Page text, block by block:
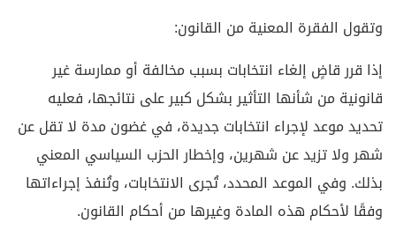
وتقول الفقرة المعنية من القانون:
إذا قرر قاضٍ إلغاء انتخابات بسبب مخالفة أو ممارسة غير
قانونية من شأنها التأثير بشكل كبير على نتائجها، فعليه
تحديد موعد لإجراء انتخابات جديدة، في غضون مدة لا تقل عن
شهر ولا تزيد عن شهرين، وإخطار الحزب السياسي المعني
بذلك. وفي الموعد المحدد، تُجرى الانتخابات، وتُنفذ إجراءاتها
وفقًا لأحكام هذه المادة وغيرها من أحكام القانون.